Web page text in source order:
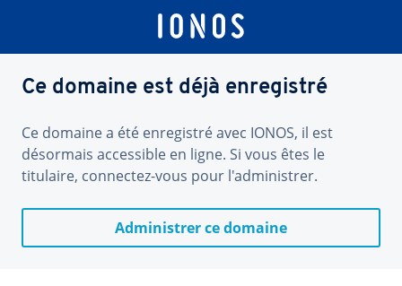
Ce domaine est déjà enregistré
Ce domaine a été enregistré avec IONOS, il est
désormais accessible en ligne. Si vous êtes le
titulaire, connectez-vous pour l'administrer.
Administrer ce domaine